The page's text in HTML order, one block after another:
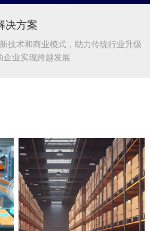
决方案
技术和商业模式，助力传统行业升级
企业实现跨越发展